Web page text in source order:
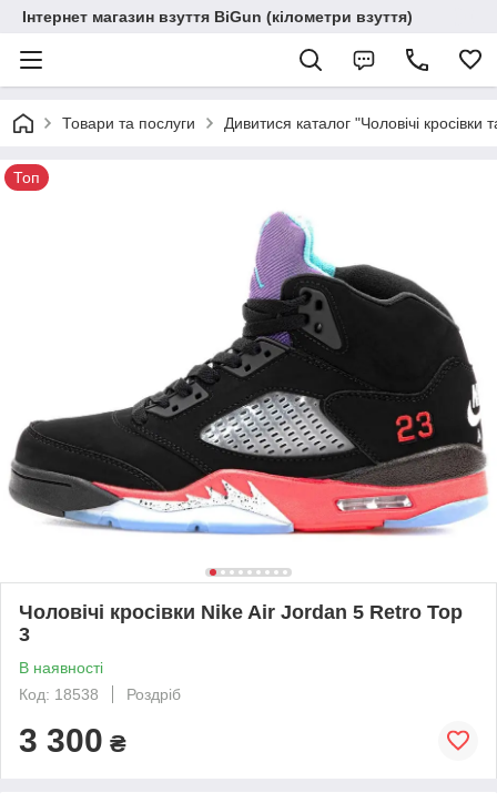
Інтернет магазин взуття BiGun (кілометри взуття)
Товари та послуги Дивитися каталог "Чоловічі кросівки
Топ
Чоловічі кросівки Nike Air Jordan 5 Retro Top
3
В наявності
Код: 18538
Роздріб
3 300 ₴